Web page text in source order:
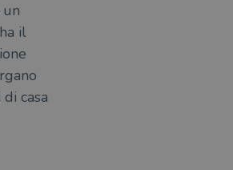
il
casa